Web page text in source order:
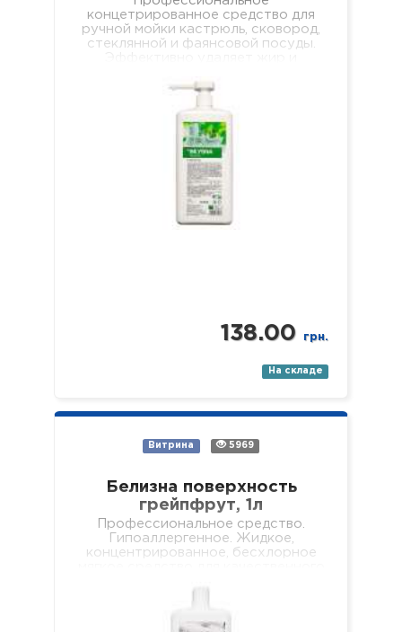
концетрированное средство для
ручной мойки кастрюль, сковород,
стеклянной и фаянсовой посуды.
пенится и легко смывается, не
138.00 грн.
На складе
Витрина 5969
Белизна поверхность
грейпфрут, 1л
Профессиональное средство.
Гипоаллергенное. Жидкое,
концентрированное, бесхлорное
столиков и т.д.). Не оставляет